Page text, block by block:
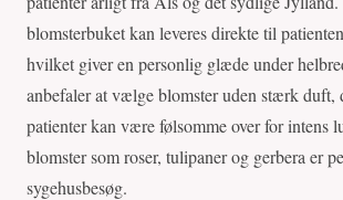
blomsterbuket kan leveres direkte til
hvilket giver en personlig glæde under
anbefaler at vælge blomster uden stærk duft,
patienter kan være følsomme over for intens
blomster som roser, tulipaner og gerbera er
sygehusbesøg.